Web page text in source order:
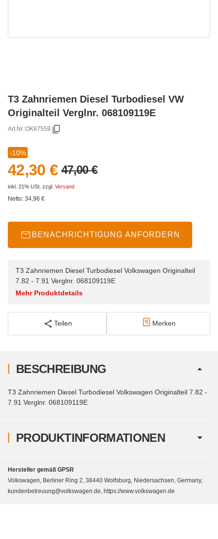
T3 Zahnriemen Diesel Turbodiesel VW
Originalteil Verglnr. 068109119E
Art.Nr.:OK67559
-10%
42,30 € 47,00 €
inkl. 21% USt. zzgl. Versand
Netto: 34,96 €
BENACHRICHTIGUNG ANFORDERN
T3 Zahnriemen Diesel Turbodiesel Volkswagen Originalteil
7.82 - 7.91 Verglnr. 068109119E
Mehr Produktdetails
Teilen Merken
PRODUKTINFORMATIONEN
BESCHREIBUNG
T3 Zahnriemen Diesel Turbodiesel Volkswagen Originalteil 7.82 -
7.91 Verglnr. 068109119E
Hersteller gemäß GPSR
Volkswagen, Berliner Ring 2, 38440 Wolfsburg, Niedersachsen, Germany,
kundenbetreuung@volkswagen.de, https://www.volkswagen.de